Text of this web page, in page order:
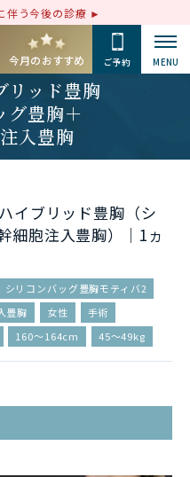
伴う今後の診療
今月のおすすめ ご予約 MENU
リッド豊胸
グ豊胸＋
入豊胸
イブリッド豊胸（シ
細胞注入豊胸）｜1ヵ
シリコンバッグ豊胸モティバ2
豊胸 女性
手術
160〜164cm 45〜49kg